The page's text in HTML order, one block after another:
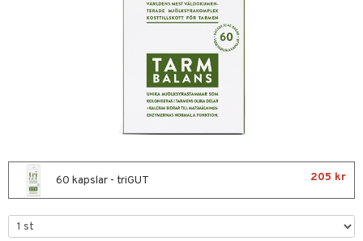
60 kapslar - triGUT 205 kr
& hals